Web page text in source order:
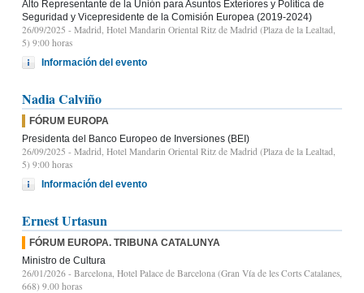
Alto Representante de la Unión para Asuntos Exteriores y Política de
Seguridad y Vicepresidente de la Comisión Europea (2019-2024)
26/09/2025 - Madrid, Hotel Mandarin Oriental Ritz de Madrid (Plaza de la Lealtad,
5) 9:00 horas
Información del evento
Nadia Calviño
FÓRUM EUROPA
Presidenta del Banco Europeo de Inversiones (BEI)
26/09/2025 - Madrid, Hotel Mandarin Oriental Ritz de Madrid (Plaza de la Lealtad,
5) 9:00 horas
Información del evento
Ernest Urtasun
FÓRUM EUROPA. TRIBUNA CATALUNYA
Ministro de Cultura
26/01/2026 - Barcelona, Hotel Palace de Barcelona (Gran Vía de les Corts Catalanes,
668) 9.00 horas